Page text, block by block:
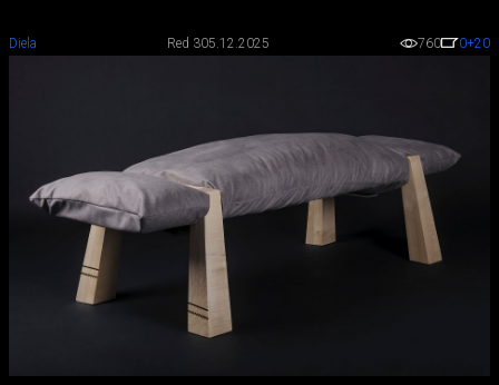
Diela Red 305.12.2025 760 0+20